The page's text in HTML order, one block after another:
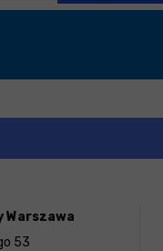
Warszawa
53